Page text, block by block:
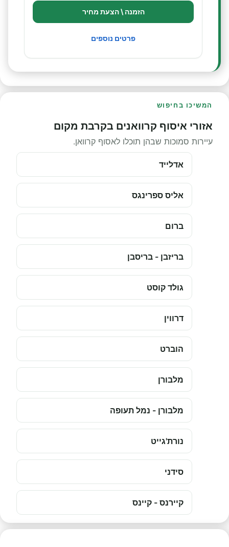
הזמנה \ הצעת מחיר
פרטים נוספים
המשיכו בחיפוש
אזורי איסוף קרוואנים בקרבת מקום
עיירות סמוכות שבהן תוכלו לאסוף קרוואן.
אדלייד
אליס ספרינגס
ברום
בריזבן - בריסבן
גולד קוסט
דרווין
הוברט
מלבורן
מלבורן - נמל תעופה
נורת'גייט
סידני
קיירנס - קיינס